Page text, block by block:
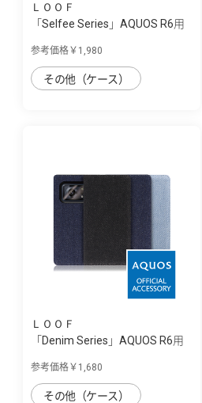
ＬＯＯＦ
「Selfee Series」AQUOS R6用
参考価格￥1,980
その他（ケース）
ＬＯＯＦ
「Denim Series」AQUOS R6用
参考価格￥1,680
その他（ケース）